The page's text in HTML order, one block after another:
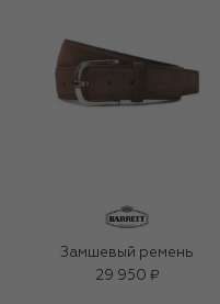
Замшевый ремень
29 950 ₽